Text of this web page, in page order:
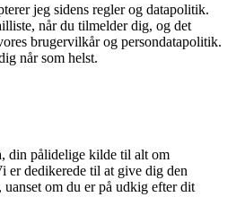
jeg sidens regler og datapolitik.
når du tilmelder dig, og det
brugervilkår og persondatapolitik.
når som helst.
din pålidelige kilde til alt om
er dedikerede til at give dig den
om du er på udkig efter dit